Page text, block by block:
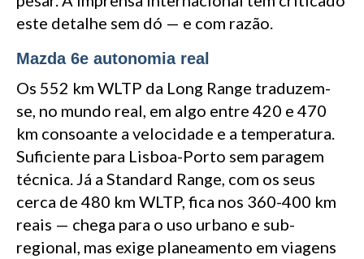
este detalhe sem dó — e com razão.
Mazda 6e autonomia real
Os 552 km WLTP da Long Range traduzem-
se, no mundo real, em algo entre 420 e 470
km consoante a velocidade e a temperatura.
Suficiente para Lisboa-Porto sem paragem
técnica. Já a Standard Range, com os seus
cerca de 480 km WLTP, fica nos 360-400 km
reais — chega para o uso urbano e sub-
regional, mas exige planeamento em viagens